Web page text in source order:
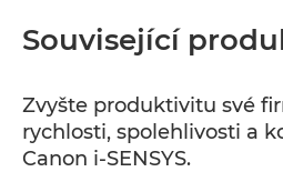
Související
Zvyšte produktivitu své
rychlosti, spolehlivosti a
Canon i-SENSYS.